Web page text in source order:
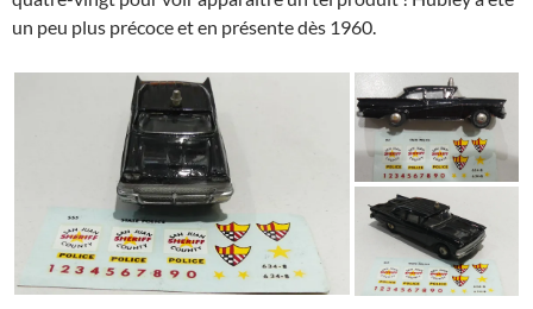
un peu plus précoce et en présente dès 1960.